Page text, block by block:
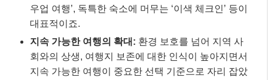
우업 여행’, 독특한 숙소에 머무는 ‘이색 체크인’ 등이
대표적이죠.
지속 가능한 여행의 확대: 환경 보호를 넘어 지역 사
회와의 상생, 여행지 보존에 대한 인식이 높아지면서
지속 가능한 여행이 중요한 선택 기준으로 자리 잡았